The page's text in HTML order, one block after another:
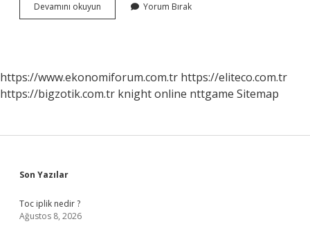
Devamını okuyun
Iyi
Yorum Bırak
https://www.ekonomiforum.com.tr https://eliteco.com.tr
https://bigzotik.com.tr knight online nttgame Sitemap
Sidebar
Son Yazılar
Toc iplik nedir ?
Ağustos 8, 2026